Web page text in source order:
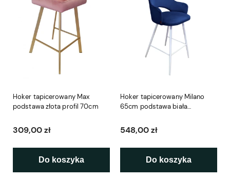
Hoker tapicerowany Max
podstawa złota profil 70cm
309,00 zł
Do koszyka
Hoker tapicerowany Milano
65cm podstawa biała
548,00 zł
Do koszyka